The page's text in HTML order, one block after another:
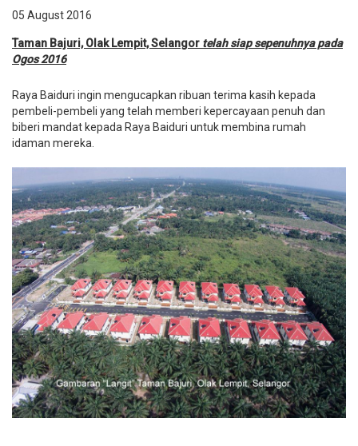
05 August 2016
Taman Bajuri, Olak Lempit, Selangor telah siap sepenuhnya pada
Ogos 2016
Raya Baiduri ingin mengucapkan ribuan terima kasih kepada
pembeli-pembeli yang telah memberi kepercayaan penuh dan
biberi mandat kepada Raya Baiduri untuk membina rumah
idaman mereka.